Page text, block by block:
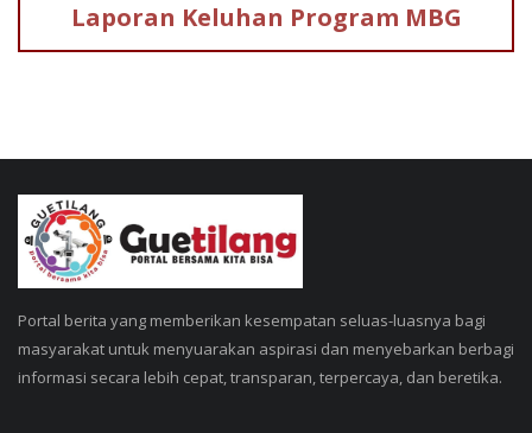
Laporan Keluhan Program MBG
Portal berita yang memberikan kesempatan seluas-luasnya bagi
masyarakat untuk menyuarakan aspirasi dan menyebarkan berbagi
informasi secara lebih cepat, transparan, terpercaya, dan beretika.